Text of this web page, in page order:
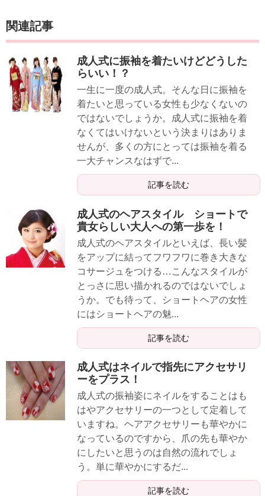
関連記事
成人式に振袖を着たいけどどうした
らいい！？
一生に一度の成人式。そんな日に振袖を
着たいと思っている女性も少なくないの
ではないでしょうか。成人式に振袖を着
なくてはいけないという決まりはありま
せんが、多くの方にとっては振袖を着る
一大チャンスなはずで...
記事を読む
成人式のヘアスタイル ショートで
貴女らしい大人への第一歩を！
成人式のヘアスタイルといえば、長い髪
をアップに結ってフワフワに巻き大きな
コサージュをつける…こんなスタイルが
とっさに思い描かれるのではないでしょ
うか。でも待って、ショートヘアの女性
にはショートヘアの魅...
記事を読む
成人式はネイルで指先にアクセサリ
ーをプラス！
成人式の振袖姿にネイルをすることはも
はやアクセサリーの一つとして定着して
いますね。ヘアアクセサリーも華やかに
なっているのですから、爪の先も華やか
にしたいと思うのは自然の流れでしょ
う。単に華やかにするだ...
記事を読む